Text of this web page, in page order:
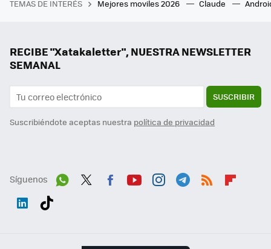
TEMAS DE INTERÉS Mejores moviles 2026 Claude
RECIBE "Xatakaletter", NUESTRA NEWSLETTER
SEMANAL
SUSCRIBIR
Suscribiéndote aceptas nuestra política de privacidad
Síguenos